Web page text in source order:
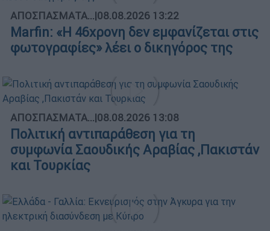
ΑΠΟΣΠΑΣΜΑΤΑ...|08.08.2026 13:22
Marfin: «Η 46χρονη δεν εμφανίζεται στις
φωτογραφίες» λέει ο δικηγόρος της
ΑΠΟΣΠΑΣΜΑΤΑ...|08.08.2026 13:08
Πολιτική αντιπαράθεση για τη
συμφωνία Σαουδικής Αραβίας ,Πακιστάν
και Τουρκίας